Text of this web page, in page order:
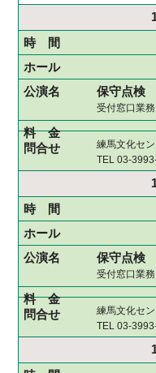
保守点検
受付窓口業
練馬文化セ
TEL 03-
保守点検
受付窓口業
練馬文化セ
TEL 03-